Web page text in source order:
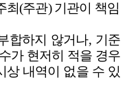
최(주관)기관이 책임
합하지 않거나, 기준
가 현저히 적을 경우
상 내역이 없을 수 있